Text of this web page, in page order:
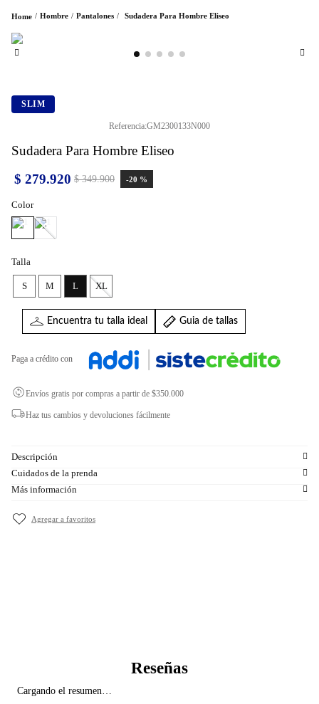
Hombre Pantalones Sudadera Para Hombre Eliseo
SLIM
Referencia:GM2300133N000
Sudadera Para Hombre Eliseo
$ 349.900
$ 279.920 -20 %
Color
Talla
S M L XL
Encuentra tu talla ideal Guia de tallas
Paga a crédito con
Envíos gratis por compras a partir de $350.000
Haz tus cambios y devoluciones fácilmente
Descripción
Cuidados de la prenda
Más información
Cargando el resumen…